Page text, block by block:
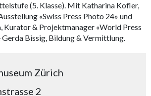
(5. Klasse). Mit Katharina Kofler,
«Swiss Press Photo 24» und
Kurator & Projektmanager «World Press
Bissig, Bildung & Vermittlung.
Zürich
2